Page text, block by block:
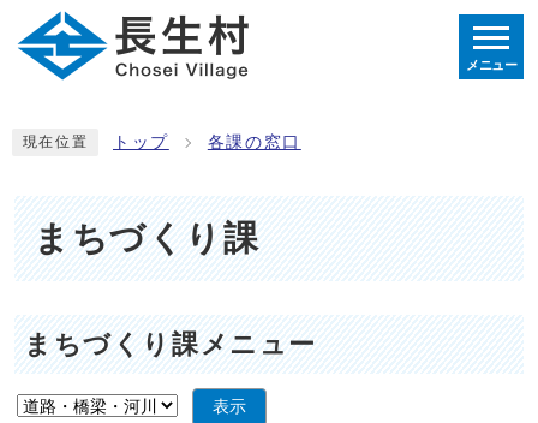
メニュー
現在位置 トップ 各課の窓口
まちづくり課
まちづくり課メニュー
表示